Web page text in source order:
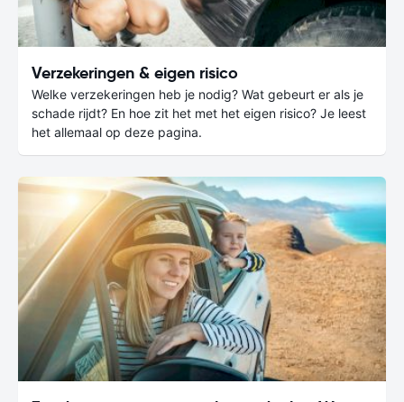
Verzekeringen & eigen risico
Welke verzekeringen heb je nodig? Wat gebeurt er als je
schade rijdt? En hoe zit het met het eigen risico? Je leest
het allemaal op deze pagina.